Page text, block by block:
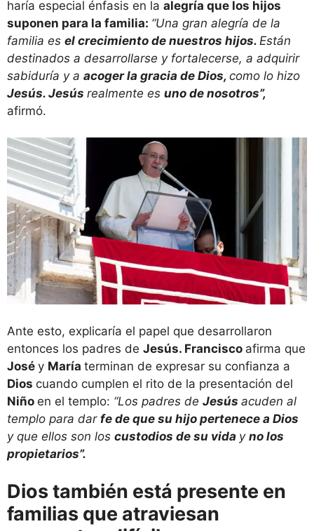
haría especial énfasis en la alegría que los hijos
suponen para la familia: “Una gran alegría de la
familia es el crecimiento de nuestros hijos. Están
destinados a desarrollarse y fortalecerse, a adquirir
sabiduría y a acoger la gracia de Dios, como lo hizo
Jesús. Jesús realmente es uno de nosotros”,
afirmó.
Ante esto, explicaría el papel que desarrollaron
entonces los padres de Jesús. Francisco afirma que
José y María terminan de expresar su confianza a
Dios cuando cumplen el rito de la presentación del
Niño en el templo: “Los padres de Jesús acuden al
templo para dar fe de que su hijo pertenece a Dios
y que ellos son los custodios de su vida y no los
propietarios”.
Dios también está presente en
familias que atraviesan